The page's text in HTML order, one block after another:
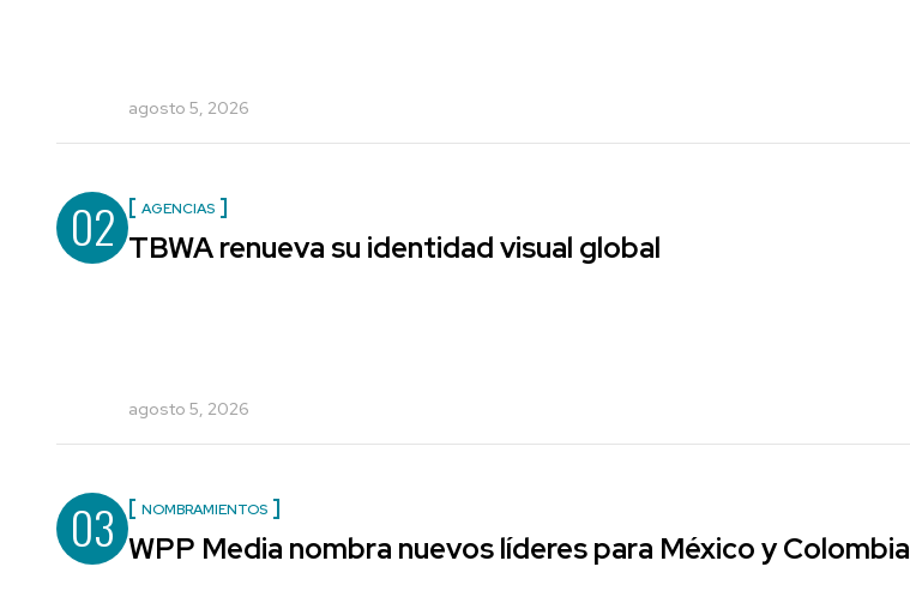
agosto 5, 2026
02 AGENCIAS
TBWA renueva su identidad visual global
agosto 5, 2026
03 NOMBRAMIENTOS
WPP Media nombra nuevos líderes para México y Colombia